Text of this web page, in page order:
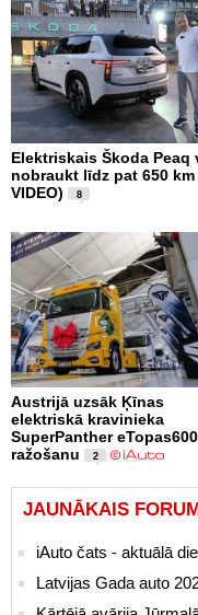
Elektriskais Škoda Peaq
nobraukt līdz pat 650 km
VIDEO)
8
Austrijā uzsāk Ķīnas
elektriskā kravinieka
SuperPanther eTopas600
ražošanu
2
JAUNĀKAIS
iAuto čats - aktuālā
Latvijas Gada auto